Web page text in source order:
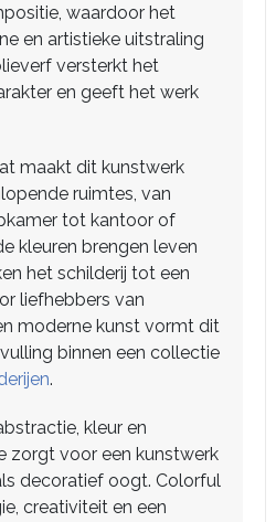
waardoor het
en artistieke uitstraling
versterkt het
en geeft het werk
maakt dit kunstwerk
ruimtes, van
tot kantoor of
kleuren brengen leven
het schilderij tot een
liefhebbers van
moderne kunst vormt dit
binnen een collectie
.
kleur en
zorgt voor een kunstwerk
decoratief oogt. Colorful
creativiteit en een